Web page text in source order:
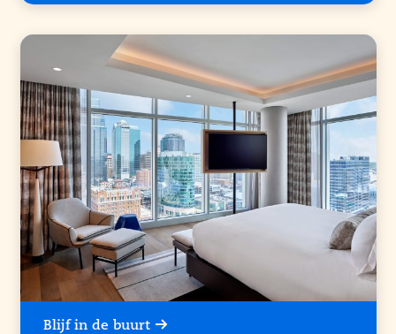
Blijf in de buurt